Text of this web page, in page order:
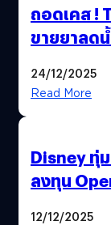
ถอดเคส !
ขายยาลด
24/12/2025
Read More
Disney ทุ่
ลงทุน
12/12/2025